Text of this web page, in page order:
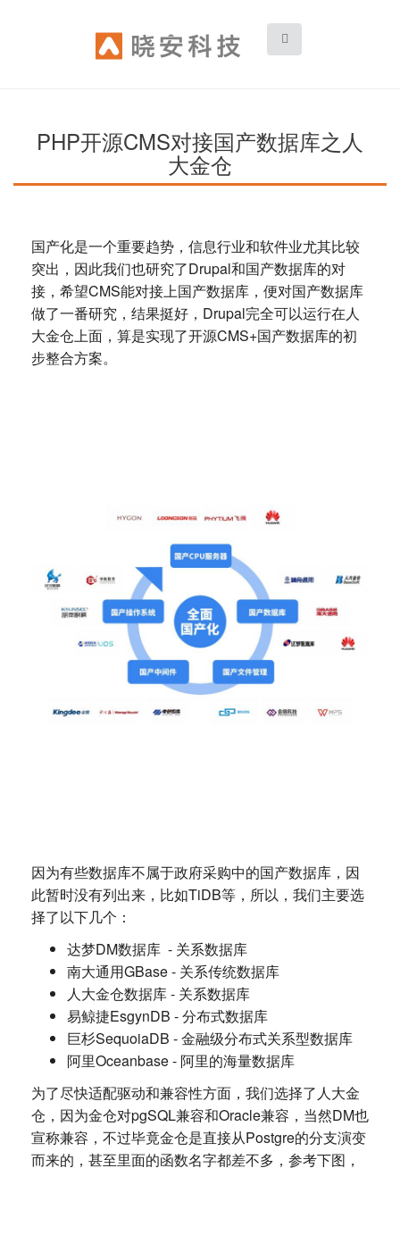
PHP开源CMS对接国产数据库之人
大金仓
国产化是一个重要趋势，信息行业和软件业尤其比较
突出，因此我们也研究了Drupal和国产数据库的对
接，希望CMS能对接上国产数据库，便对国产数据库
做了一番研究，结果挺好，Drupal完全可以运行在人
大金仓上面，算是实现了开源CMS+国产数据库的初
步整合方案。
因为有些数据库不属于政府采购中的国产数据库，因
此暂时没有列出来，比如TiDB等，所以，我们主要选
择了以下几个：
达梦DM数据库 - 关系数据库
南大通用GBase - 关系传统数据库
人大金仓数据库 - 关系数据库
易鲸捷EsgynDB - 分布式数据库
巨杉SequoiaDB - 金融级分布式关系型数据库
阿里Oceanbase - 阿里的海量数据库
为了尽快适配驱动和兼容性方面，我们选择了人大金
仓，因为金仓对pgSQL兼容和Oracle兼容，当然DM也
宣称兼容，不过毕竟金仓是直接从Postgre的分支演变
而来的，甚至里面的函数名字都差不多，参考下图，